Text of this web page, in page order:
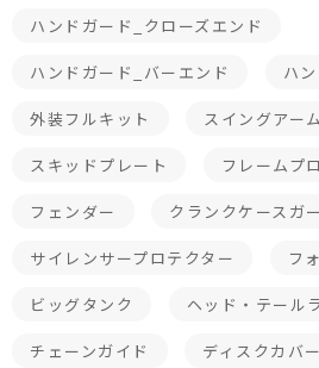
ハンドガード_クローズエンド
ハンドガード_バーエンド ハ
外装フルキット スイングアー
スキッドプレート フレームプ
フェンダー クランクケースガ
サイレンサープロテクター フ
ビッグタンク ヘッド・テール
チェーンガイド ディスクカバー